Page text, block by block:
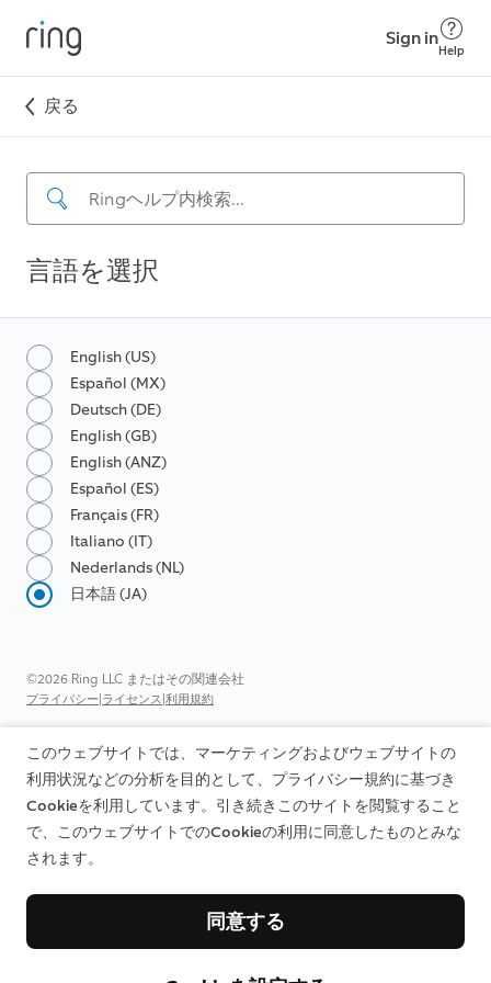
Sign in
Help
戻る
言語を選択
English (US)
Español (MX)
Deutsch (DE)
English (GB)
English (ANZ)
Español (ES)
Français (FR)
Italiano (IT)
Nederlands (NL)
日本語 (JA)
©2026 Ring LLC またはその関連会社
プライバシー|ライセンス|利用規約
このウェブサイトでは、マーケティングおよびウェブサイトの
利用状況などの分析を目的として、プライバシー規約に基づき
Cookieを利用しています。引き続きこのサイトを閲覧すること
で、このウェブサイトでのCookieの利用に同意したものとみな
されます。
同意する